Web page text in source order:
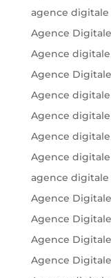
agence
Agence
Agence
Agence
Agence
Agence
Agence
Agence
agence
Agence
Agence
Agence
Agence